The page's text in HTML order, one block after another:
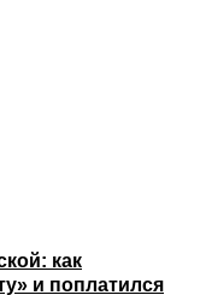
как
и поплатился